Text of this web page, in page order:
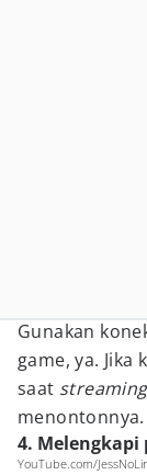
Gunakan
game, ya.
saat
menontonnya.
4.
YouTube.com/